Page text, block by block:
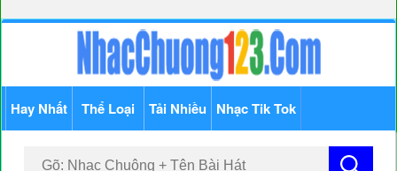
Hay Nhất Thể Loại Tải Nhiều Nhạc Tik Tok